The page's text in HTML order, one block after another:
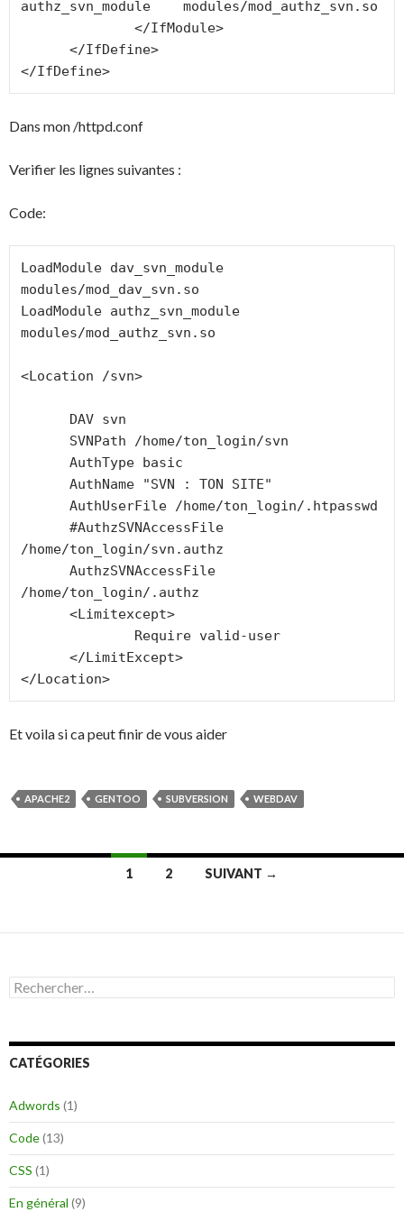
authz_svn_module    modules/mod_authz_svn.so
</IfDefine>
Dans mon /httpd.conf
Verifier les lignes suivantes :
Code:
LoadModule dav_svn_module
modules/mod_dav_svn.so
LoadModule authz_svn_module
modules/mod_authz_svn.so
<Location /svn>
/home/ton_login/svn.authz
/home/ton_login/.authz
</Location>
Et voila si ca peut finir de vous aider
APACHE2 GENTOO SUBVERSION WEBDAV
des
1 2 SUIVANT →
R
e
e
r
h
e
r
:
CATÉGORIES
Adwords (1)
Code(13)
CSS (1)
En général (9)